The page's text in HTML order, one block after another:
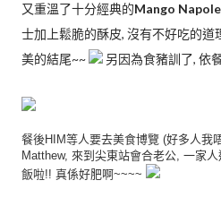
又重溫了十分經典的Mango
士加上鬆脆的酥皮, 沒有不好吃的道
美的結尾~~
另因為食豬訓了, 依
餐後HIM等人要去美食博覽 (好多人我
Matthew, 來到尖東站會合老公, 一家
飯啦!! 真係好肥啊~~~~